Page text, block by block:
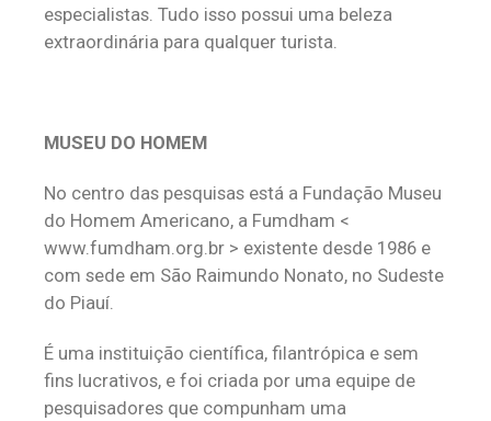
especialistas. Tudo isso possui uma beleza
extraordinária para qualquer turista.
MUSEU DO HOMEM
No centro das pesquisas está a Fundação Museu
do Homem Americano, a Fumdham <
www.fumdham.org.br > existente desde 1986 e
com sede em São Raimundo Nonato, no Sudeste
do Piauí.
É uma instituição científica, filantrópica e sem
fins lucrativos, e foi criada por uma equipe de
pesquisadores que compunham uma